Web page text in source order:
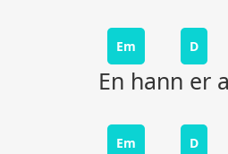
Em D
En hann er
Em D